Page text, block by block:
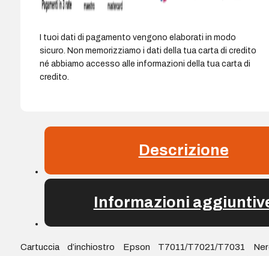
I tuoi dati di pagamento vengono elaborati in modo
sicuro. Non memorizziamo i dati della tua carta di credito
né abbiamo accesso alle informazioni della tua carta di
credito.
Descrizione
Informazioni
Cartuccia d’inchiostro Epson T7011/T7021/T7031